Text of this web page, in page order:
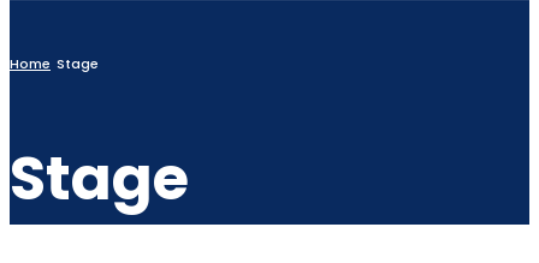
Home Stage
Stage